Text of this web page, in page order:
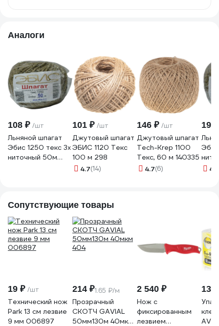
Аналоги
108 ₽ /шт
Льняной шпагат
Эбис 1250 текс 3х
ниточный 50м
101 ₽ /шт
Джутовый шпагат
ЭБИС 1120 Текс
100 м 298
4.7(14)
146 ₽ /шт
Джутовый шпагат
Tech-Krep 1100
Текс, 60 м 140335
4.7(6) 4
Сопутствующие товары
19 ₽ /шт
Технический нож
Park 13 см лезвие
9 мм 006897
214 ₽1.65 ₽/м
Прозрачный
СКОТЧ GAVIAL
50мм130м 40мкм
2 540 ₽
Нож с
фиксированным
лезвием
137